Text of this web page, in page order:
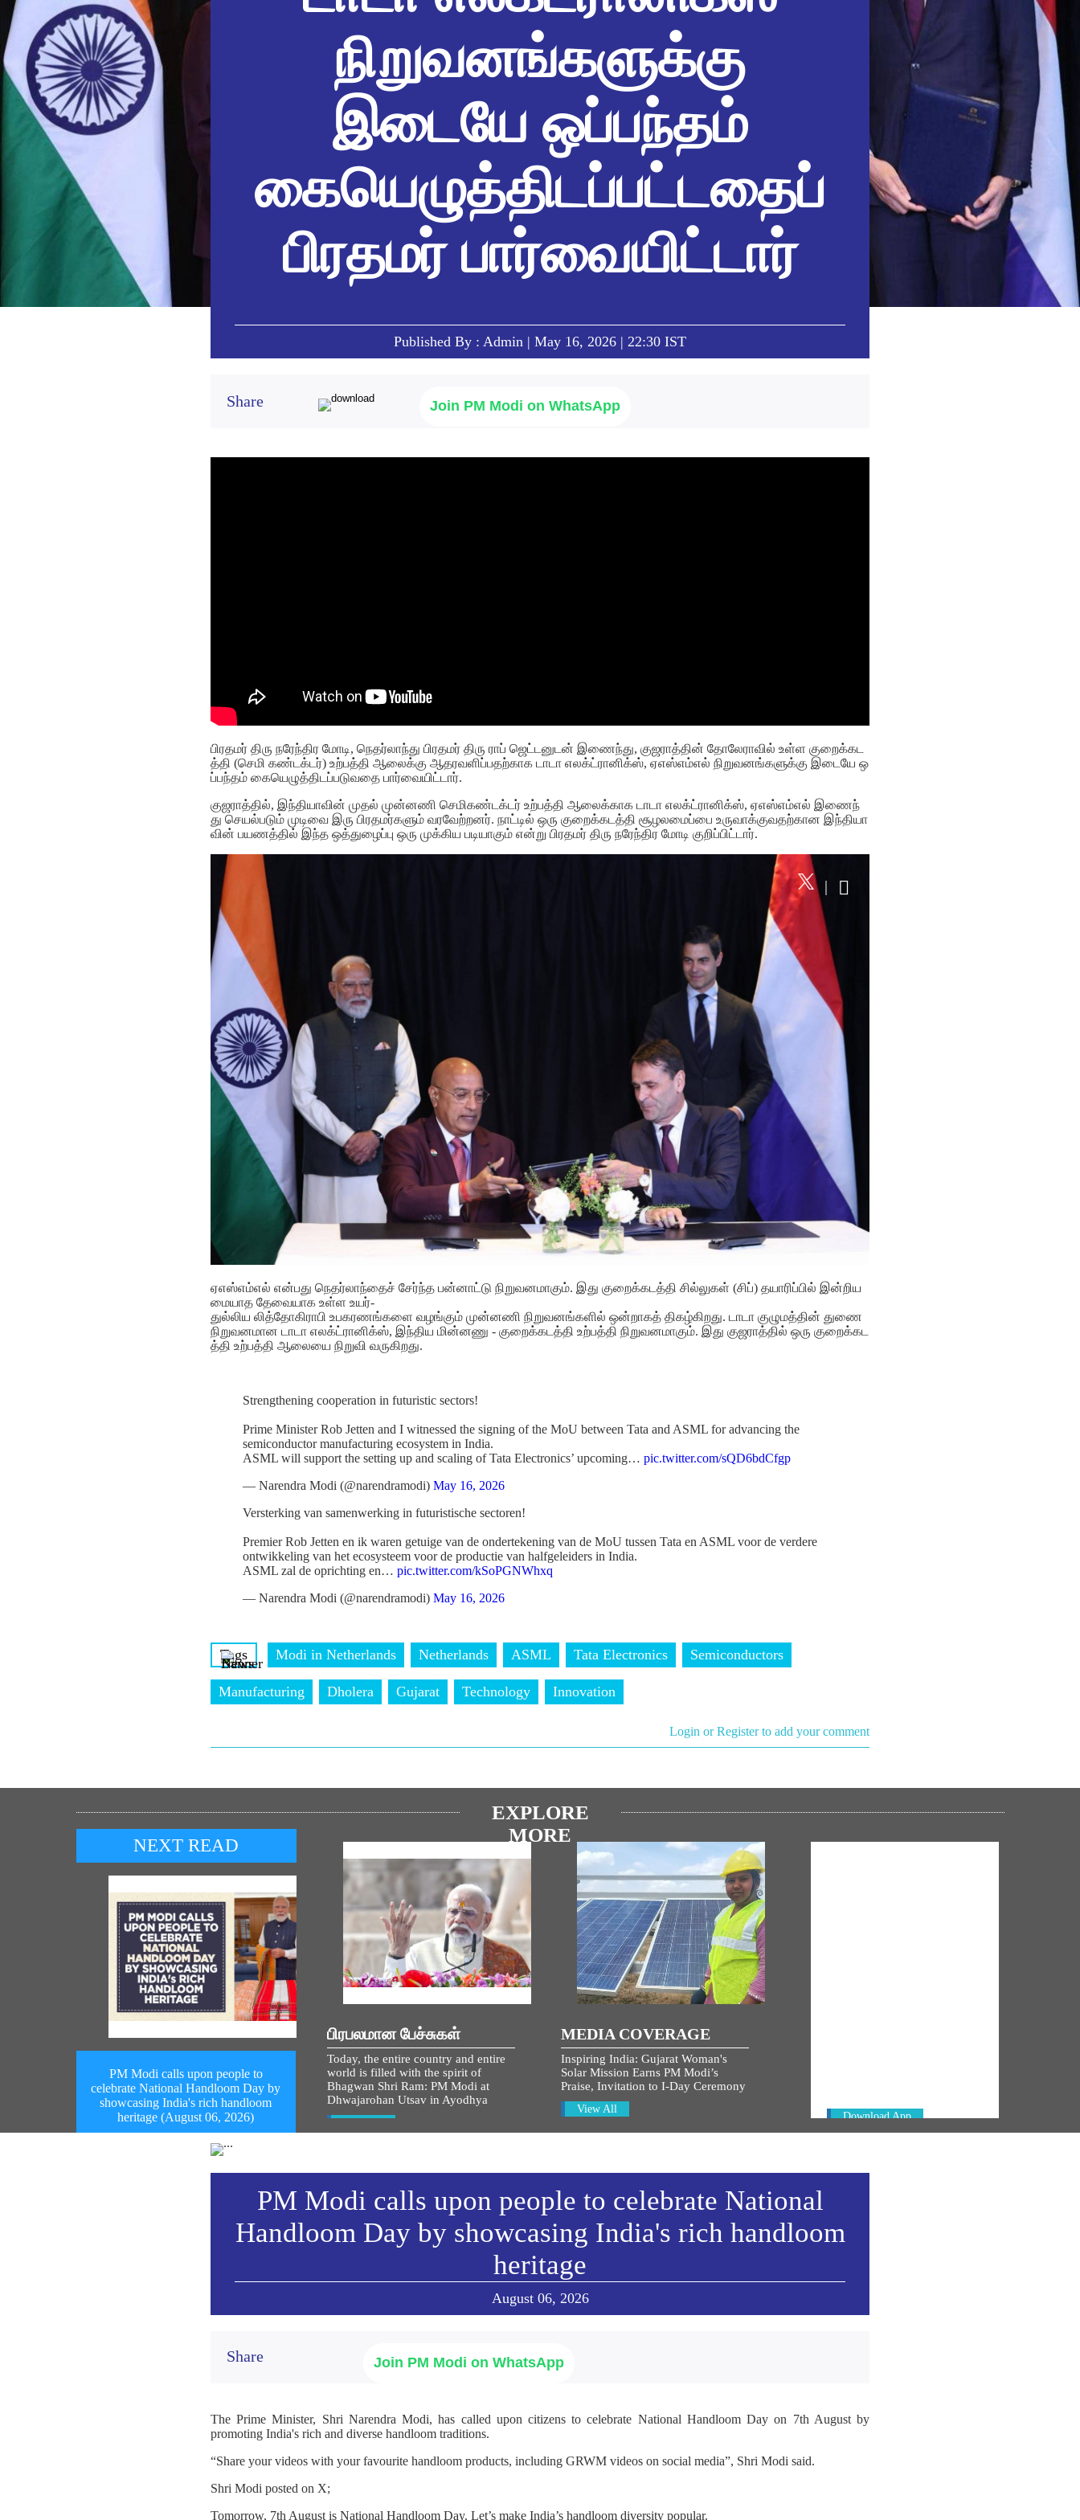
நிறுவனங்களுக்கு
இடையே ஒப்பந்தம்
கையெழுத்திடப்பட்டதைப்
பிரதமர் பார்வையிட்டார்
Published By : Admin | May 16, 2026 | 22:30 IST
Share Join PM Modi on WhatsApp
பிரதமர் திரு நரேந்திர மோடி, நெதர்லாந்து பிரதமர் திரு ராப் ஜெட்டனுடன் இணைந்து, குஜராத்தின் தோலேராவில் உள்ள குறைக்கட
த்தி (செமி கண்டக்டர்) உற்பத்தி ஆலைக்கு ஆதரவளிப்பதற்காக டாடா எலக்ட்ரானிக்ஸ், ஏஎஸ்எம்எல் நிறுவனங்களுக்கு இடையே ஒ
ப்பந்தம் கையெழுத்திடப்படுவதை பார்வையிட்டார்.
குஜராத்தில், இந்தியாவின் முதல் முன்னணி செமிகண்டக்டர் உற்பத்தி ஆலைக்காக டாடா எலக்ட்ரானிக்ஸ், ஏஎஸ்எம்எல் இணைந்
து செயல்படும் முடிவை இரு பிரதமர்களும் வரவேற்றனர். நாட்டில் ஒரு குறைக்கடத்தி சூழலமைப்பை உருவாக்குவதற்கான இந்தியா
வின் பயணத்தில் இந்த ஒத்துழைப்பு ஒரு முக்கிய படியாகும் என்று பிரதமர் திரு நரேந்திர மோடி குறிப்பிட்டார்.
|
ஏஎஸ்எம்எல் என்பது நெதர்லாந்தைச் சேர்ந்த பன்னாட்டு நிறுவனமாகும். இது குறைக்கடத்தி சில்லுகள் (சிப்) தயாரிப்பில் இன்றிய
மையாத தேவையாக உள்ள உயர்-
துல்லிய லித்தோகிராபி உபகரணங்களை வழங்கும் முன்னணி நிறுவனங்களில் ஒன்றாகத் திகழ்கிறது. டாடா குழுமத்தின் துணை
நிறுவனமான டாடா எலக்ட்ரானிக்ஸ், இந்திய மின்னணு - குறைக்கடத்தி உற்பத்தி நிறுவனமாகும். இது குஜராத்தில் ஒரு குறைக்கட
த்தி உற்பத்தி ஆலையை நிறுவி வருகிறது.
Strengthening cooperation in futuristic sectors!
Prime Minister Rob Jetten and I witnessed the signing of the MoU between Tata and ASML for advancing the
semiconductor manufacturing ecosystem in India.
ASML will support the setting up and scaling of Tata Electronics’ upcoming… pic.twitter.com/sQD6bdCfgp
— Narendra Modi (@narendramodi) May 16, 2026
Versterking van samenwerking in futuristische sectoren!
Premier Rob Jetten en ik waren getuige van de ondertekening van de MoU tussen Tata en ASML voor de verdere
ontwikkeling van het ecosysteem voor de productie van halfgeleiders in India.
ASML zal de oprichting en… pic.twitter.com/kSoPGNWhxq
— Narendra Modi (@narendramodi) May 16, 2026
Tags Modi in Netherlands Netherlands ASML Tata Electronics Semiconductors
Manufacturing Dholera Gujarat Technology Innovation
Login or Register to add your comment
EXPLORE
MORE
NEXT READ
PM Modi calls upon people to
celebrate National Handloom Day by
showcasing India's rich handloom
heritage (August 06, 2026)
பிரபலமான பேச்சுகள்
Today, the entire country and entire
world is filled with the spirit of
Bhagwan Shri Ram: PM Modi at
Dhwajarohan Utsav in Ayodhya
MEDIA COVERAGE
Inspiring India: Gujarat Woman's
Solar Mission Earns PM Modi’s
Praise, Invitation to I-Day Ceremony
View All
Download App
PM Modi calls upon people to celebrate National
Handloom Day by showcasing India's rich handloom
heritage
August 06, 2026
Share Join PM Modi on WhatsApp
The Prime Minister, Shri Narendra Modi, has called upon citizens to celebrate National Handloom Day on 7th August by
promoting India's rich and diverse handloom traditions.
“Share your videos with your favourite handloom products, including GRWM videos on social media”, Shri Modi said.
Shri Modi posted on X;
Tomorrow, 7th August is National Handloom Day. Let’s make India’s handloom diversity popular.